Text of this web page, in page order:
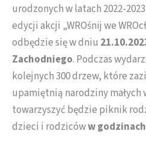
urodzonych w latach 2022-
edycji akcji „WROśnij we
odbędzie się w dniu
Zachodniego. Podczas
kolejnych 300 drzew, które
upamiętnią narodziny małych
towarzyszyć będzie piknik
dzieci i rodzicóww